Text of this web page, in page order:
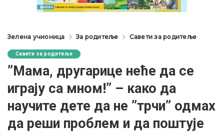
Зелена учионица За родитеље Савети за родитеље
Савети за родитеље
”Мама, другарице неће да се
играју са мном!” – како да
научите дете да не ”трчи” одмах
да реши проблем и да поштује